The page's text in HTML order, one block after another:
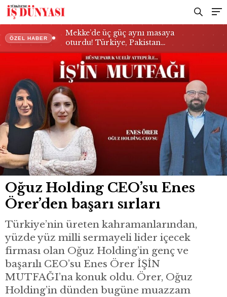
ÖZEL HABER
Mekke’de üç güç aynı masaya
oturdu! Türkiye, Pakistan…
Oğuz Holding CEO’su Enes
Örer’den başarı sırları
Türkiye’nin üreten kahramanlarından,
yüzde yüz milli sermayeli lider içecek
firması olan Oğuz Holding’in genç ve
başarılı CEO’su Enes Örer İŞİN
MUTFAĞI’na konuk oldu. Örer, Oğuz
Holding’in dünden bugüne muazzam